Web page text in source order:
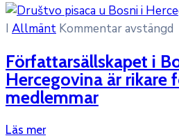
I Allmänt Kommentar avstängd
Författarsällskapet i
Hercegovina är rikare
medlemmar
Läs mer